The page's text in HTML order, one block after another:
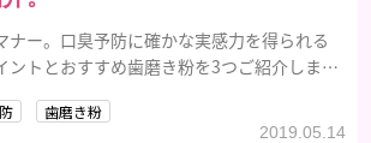
ナー。口臭予防に確かな実感力を得られる
ントとおすすめ歯磨き粉を3つご紹介しま
歯磨き粉
2019.05.14